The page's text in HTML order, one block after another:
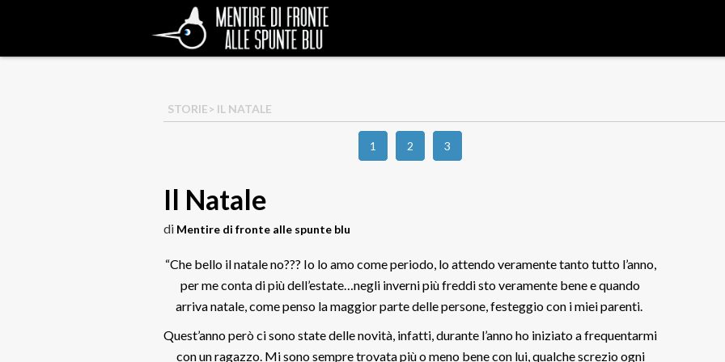
STORIE> IL NATALE
1 2 3
Il Natale
di Mentire di fronte alle spunte blu
“Che bello il natale no??? Io lo amo come periodo, lo attendo veramente tanto tutto l’anno,
per me conta di più dell’estate…negli inverni più freddi sto veramente bene e quando
arriva natale, come penso la maggior parte delle persone, festeggio con i miei parenti.
Quest’anno però ci sono state delle novità, infatti, durante l’anno ho iniziato a frequentarmi
con un ragazzo. Mi sono sempre trovata più o meno bene con lui, qualche screzio ogni